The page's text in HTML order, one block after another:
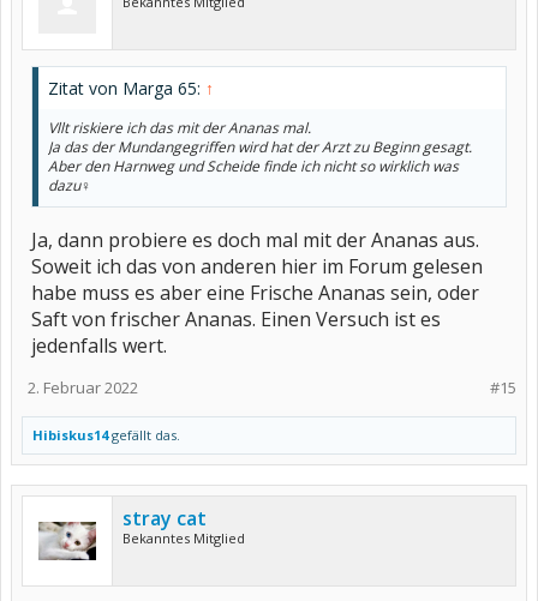
Zitat von Marga 65: ↑
Vllt riskiere ich das mit der Ananas mal.
Ja das der Mundangegriffen wird hat der Arzt zu Beginn gesagt.
Aber den Harnweg und Scheide finde ich nicht so wirklich was
dazu‍♀️
Ja, dann probiere es doch mal mit der Ananas aus.
Soweit ich das von anderen hier im Forum gelesen
habe muss es aber eine Frische Ananas sein, oder
Saft von frischer Ananas. Einen Versuch ist es
jedenfalls wert.
#15
2. Februar 2022
Hibiskus14gefällt das.
stray cat
Bekanntes Mitglied